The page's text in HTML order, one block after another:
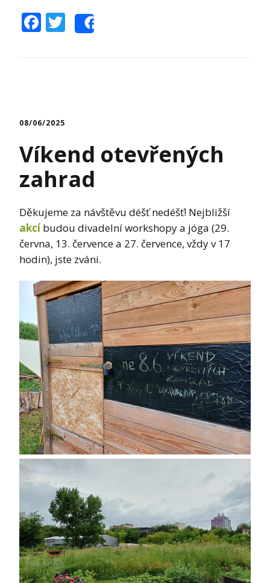
Facebook
Twitter
08/06/2025
Víkend otevřených
zahrad
Děkujeme za návštěvu déšť nedéšť! Nejbližší
akcíbudou divadelní workshopy a jóga (29.
června, 13. července a 27. července, vždy v 17
hodin), jste zváni.